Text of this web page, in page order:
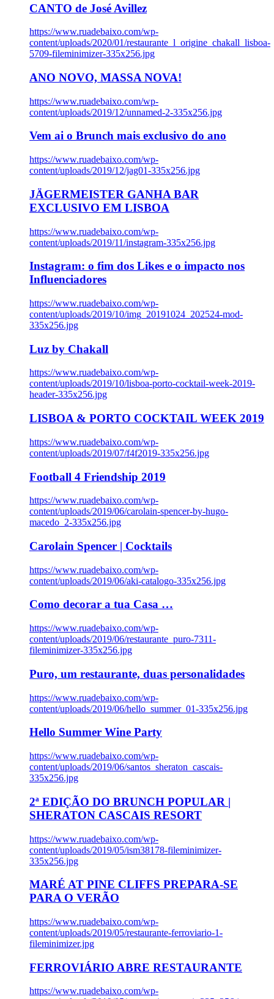
CANTO de José Avillez
https://www.ruadebaixo.com/wp-
content/uploads/2020/01/restaurante_l_origine_chakall_lisboa-
5709-fileminimizer-335x256.jpg
ANO NOVO, MASSA NOVA!
https://www.ruadebaixo.com/wp-
content/uploads/2019/12/unnamed-2-335x256.jpg
Vem ai o Brunch mais exclusivo do ano
https://www.ruadebaixo.com/wp-
content/uploads/2019/12/jag01-335x256.jpg
JÄGERMEISTER GANHA BAR
EXCLUSIVO EM LISBOA
https://www.ruadebaixo.com/wp-
content/uploads/2019/11/instagram-335x256.jpg
Instagram: o fim dos Likes e o impacto nos
Influenciadores
https://www.ruadebaixo.com/wp-
content/uploads/2019/10/img_20191024_202524-mod-
335x256.jpg
Luz by Chakall
https://www.ruadebaixo.com/wp-
content/uploads/2019/10/lisboa-porto-cocktail-week-2019-
header-335x256.jpg
LISBOA & PORTO COCKTAIL WEEK 2019
https://www.ruadebaixo.com/wp-
content/uploads/2019/07/f4f2019-335x256.jpg
Football 4 Friendship 2019
https://www.ruadebaixo.com/wp-
content/uploads/2019/06/carolain-spencer-by-hugo-
macedo_2-335x256.jpg
Carolain Spencer | Cocktails
https://www.ruadebaixo.com/wp-
content/uploads/2019/06/aki-catalogo-335x256.jpg
Como decorar a tua Casa …
https://www.ruadebaixo.com/wp-
content/uploads/2019/06/restaurante_puro-7311-
fileminimizer-335x256.jpg
Puro, um restaurante, duas personalidades
https://www.ruadebaixo.com/wp-
content/uploads/2019/06/hello_summer_01-335x256.jpg
Hello Summer Wine Party
https://www.ruadebaixo.com/wp-
content/uploads/2019/06/santos_sheraton_cascais-
335x256.jpg
2ª EDIÇÃO DO BRUNCH POPULAR |
SHERATON CASCAIS RESORT
https://www.ruadebaixo.com/wp-
content/uploads/2019/05/ism38178-fileminimizer-
335x256.jpg
MARÉ AT PINE CLIFFS PREPARA-SE
PARA O VERÃO
https://www.ruadebaixo.com/wp-
content/uploads/2019/05/restaurante-ferroviario-1-
fileminimizer.jpg
FERROVIÁRIO ABRE RESTAURANTE
https://www.ruadebaixo.com/wp-